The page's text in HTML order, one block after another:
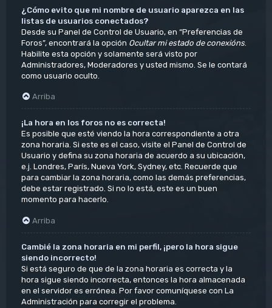
¿Cómo evito que mi nombre de usuario aparezca en las
listas de usuarios conectados?
Desde su Panel de Control de Usuario, en “Preferencias de
Foros”, encontrará la opción Ocultar mi estado de conexións.
Habilite esta opción y solamente será visto por
Administradores, Moderadores y usted mismo. Se le contará
como usuario oculto.
Arriba
¡La hora en los foros no es correcta!
Es posible que esté viendo la hora correspondiente a otra
zona horaria. Si este es el caso, visite el Panel de Control de
Usuario y defina su zona horaria de acuerdo a su ubicación,
e.j. Londres, París, Nueva York, Sydney, etc. Recuerde que
para cambiar la zona horaria, como las demás preferencias,
debe estar registrado. Si no lo está, este es un buen
momento para hacerlo.
Arriba
Cambié la zona horaria en mi perfil, ¡pero la hora sigue
siendo incorrecto!
Si está seguro de que de la zona horaria es correcta y la
hora sigue siendo incorrecta, entonces la hora almacenada
en el servidor es errónea. Por favor comuníquese con La
Administración para corregir el problema.